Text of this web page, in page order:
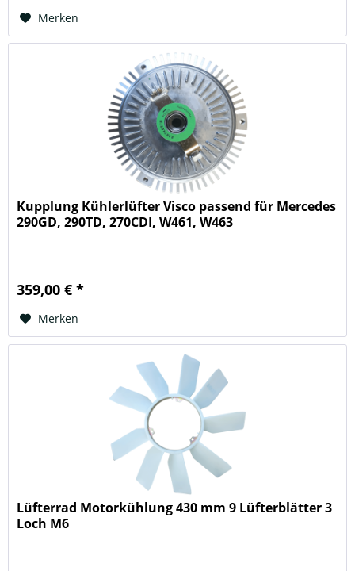
Merken
Kupplung Kühlerlüfter Visco passend für Mercedes
290GD, 290TD, 270CDI, W461, W463
359,00 € *
Merken
Lüfterrad Motorkühlung 430 mm 9 Lüfterblätter 3
Loch M6